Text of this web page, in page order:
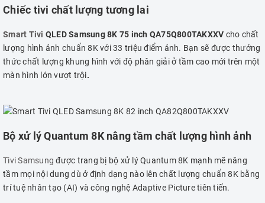
Chiếc tivi chất lượng tương lai
Smart Tivi QLED Samsung 8K 75 inch QA75Q800TAKXXV cho chất
lượng hình ảnh chuẩn 8K với 33 triệu điểm ảnh. Bạn sẽ được thưởng
thức chất lượng khung hình với độ phân giải ở tầm cao mới trên một
màn hình lớn vượt trội.
Bộ xử lý Quantum 8K nâng tầm chất lượng hình ảnh
Tivi Samsung được trang bị bộ xử lý Quantum 8K mạnh mẽ nâng
tầm mọi nội dung dù ở định dạng nào lên chất lượng chuẩn 8K bằng
trí tuệ nhân tạo (AI) và công nghệ Adaptive Picture tiên tiến.